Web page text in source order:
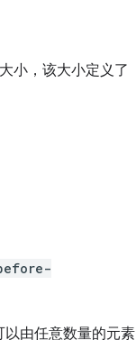
小，该大小定义了
由任意数量的元素